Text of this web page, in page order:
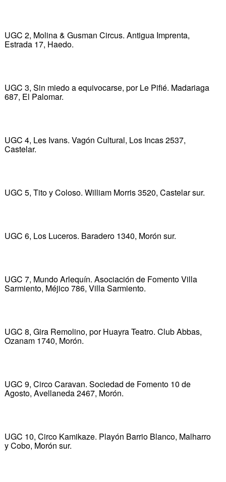
UGC 2, Molina & Gusman Circus. Antigua Imprenta,
Estrada 17, Haedo.
UGC 3, Sin miedo a equivocarse, por Le Pifié. Madariaga
687, El Palomar.
UGC 4, Les Ivans. Vagón Cultural, Los Incas 2537,
Castelar.
UGC 5, Tito y Coloso. William Morris 3520, Castelar sur.
UGC 6, Los Luceros. Baradero 1340, Morón sur.
UGC 7, Mundo Arlequín. Asociación de Fomento Villa
Sarmiento, Méjico 786, Villa Sarmiento.
UGC 8, Gira Remolino, por Huayra Teatro. Club Abbas,
Ozanam 1740, Morón.
UGC 9, Circo Caravan. Sociedad de Fomento 10 de
Agosto, Avellaneda 2467, Morón.
UGC 10, Circo Kamikaze. Playón Barrio Blanco, Malharro
y Cobo, Morón sur.